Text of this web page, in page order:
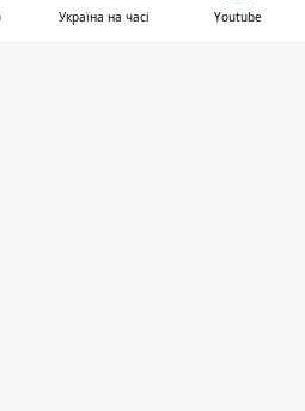
Україна на часі Youtube